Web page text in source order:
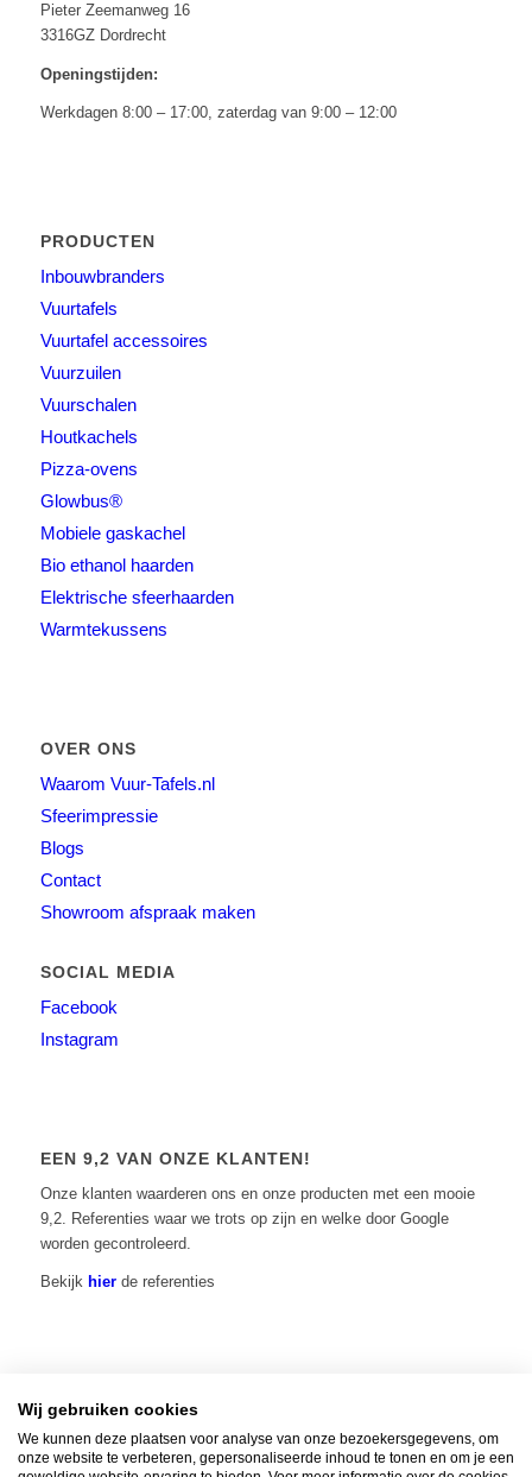
Pieter Zeemanweg 16
3316GZ Dordrecht
Openingstijden:
Werkdagen 8:00 – 17:00, zaterdag van 9:00 – 12:00
PRODUCTEN
Inbouwbranders
Vuurtafels
Vuurtafel accessoires
Vuurzuilen
Vuurschalen
Houtkachels
Pizza-ovens
Glowbus®
Mobiele gaskachel
Bio ethanol haarden
Elektrische sfeerhaarden
Warmtekussens
OVER ONS
Waarom Vuur-Tafels.nl
Sfeerimpressie
Blogs
Contact
Showroom afspraak maken
SOCIAL MEDIA
Facebook
Instagram
EEN 9,2 VAN ONZE KLANTEN!
Onze klanten waarderen ons en onze producten met een mooie
9,2. Referenties waar we trots op zijn en welke door Google
worden gecontroleerd.
Bekijk hierde referenties
Home Contact |Algemene voorwaarden Over ons| Privacy Policy
2026 - Vuur-tafels.nl | KvK: 65511883 |Verzenden, retourneren en
Wij gebruiken cookies
We kunnen deze plaatsen voor analyse van onze bezoekersgegevens, om
onze website te verbeteren, gepersonaliseerde inhoud te tonen en om je een